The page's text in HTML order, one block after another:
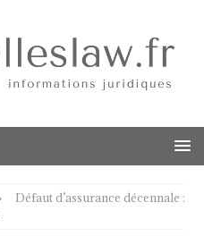
Défaut d’assurance décennale :